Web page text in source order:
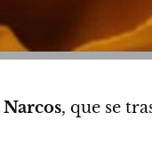
Narcos, que se